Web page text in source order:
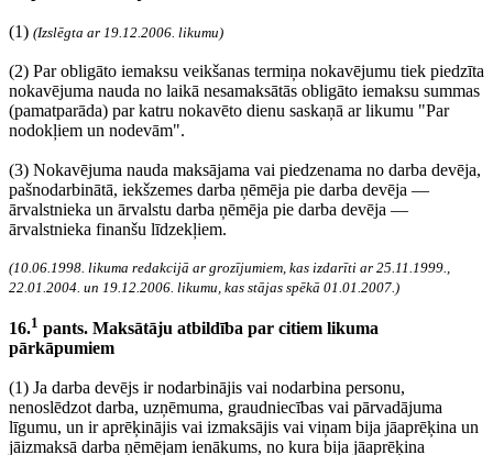
(1) (Izslēgta ar 19.12.2006. likumu)
(2) Par obligāto iemaksu veikšanas termiņa nokavējumu tiek piedzīta
nokavējuma nauda no laikā nesamaksātās obligāto iemaksu summas
(pamatparāda) par katru nokavēto dienu saskaņā ar likumu "Par
nodokļiem un nodevām".
(3) Nokavējuma nauda maksājama vai piedzenama no darba devēja,
pašnodarbinātā, iekšzemes darba ņēmēja pie darba devēja —
ārvalstnieka un ārvalstu darba ņēmēja pie darba devēja —
ārvalstnieka finanšu līdzekļiem.
(10.06.1998. likuma redakcijā ar grozījumiem, kas izdarīti ar 25.11.1999.,
22.01.2004. un 19.12.2006. likumu, kas stājas spēkā 01.01.2007.)
16.1 pants. Maksātāju atbildība par citiem likuma
pārkāpumiem
(1) Ja darba devējs ir nodarbinājis vai nodarbina personu,
nenoslēdzot darba, uzņēmuma, graudniecības vai pārvadājuma
līgumu, un ir aprēķinājis vai izmaksājis vai viņam bija jāaprēķina un
jāizmaksā darba ņēmējam ienākums, no kura bija jāaprēķina